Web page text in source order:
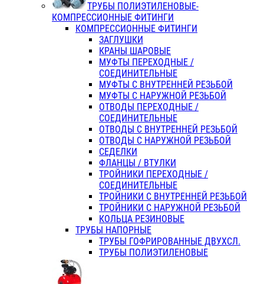
ТРУБЫ ПОЛИЭТИЛЕНОВЫЕ-
КОМПРЕССИОННЫЕ ФИТИНГИ
КОМПРЕССИОННЫЕ ФИТИНГИ
ЗАГЛУШКИ
КРАНЫ ШАРОВЫЕ
МУФТЫ ПЕРЕХОДНЫЕ /
СОЕДИНИТЕЛЬНЫЕ
МУФТЫ С ВНУТРЕННЕЙ РЕЗЬБОЙ
МУФТЫ С НАРУЖНОЙ РЕЗЬБОЙ
ОТВОДЫ ПЕРЕХОДНЫЕ /
СОЕДИНИТЕЛЬНЫЕ
ОТВОДЫ С ВНУТРЕННЕЙ РЕЗЬБОЙ
ОТВОДЫ С НАРУЖНОЙ РЕЗЬБОЙ
СЕДЕЛКИ
ФЛАНЦЫ / ВТУЛКИ
ТРОЙНИКИ ПЕРЕХОДНЫЕ /
СОЕДИНИТЕЛЬНЫЕ
ТРОЙНИКИ С ВНУТРЕННЕЙ РЕЗЬБОЙ
ТРОЙНИКИ С НАРУЖНОЙ РЕЗЬБОЙ
КОЛЬЦА РЕЗИНОВЫЕ
ТРУБЫ НАПОРНЫЕ
ТРУБЫ ГОФРИРОВАННЫЕ ДВУХСЛ.
ТРУБЫ ПОЛИЭТИЛЕНОВЫЕ